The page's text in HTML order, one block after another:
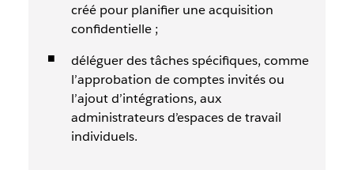
créé pour planifier une acquisition
confidentielle ;
déléguer des tâches spécifiques, comme
l’approbation de comptes invités ou
l’ajout d’intégrations, aux
administrateurs d’espaces de travail
individuels.